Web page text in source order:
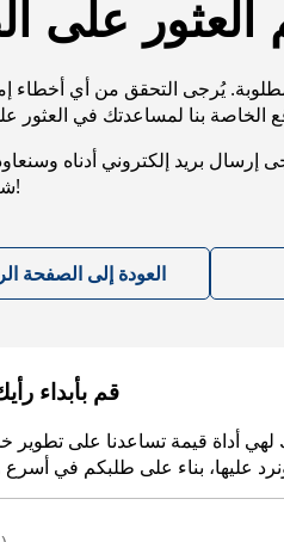
العثور على
يُرجى التحقق من أي أخطاء
بريد إلكتروني أدناه
شكرًا على صبرك!
العودة إلى الصفحة
قم بأبداء
لهي أداة قيمة تساعدنا على